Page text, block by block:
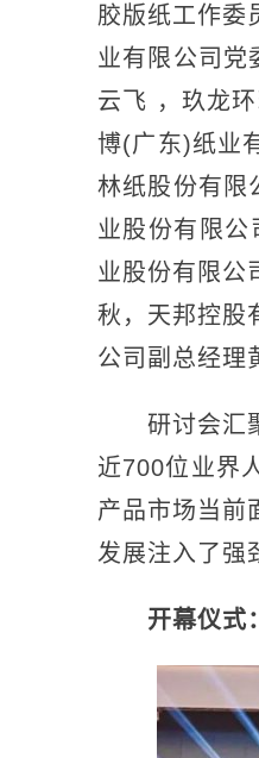
胶版纸工作委
业有限公司党
云飞 ，玖龙
博(广东)纸业
林纸股份有限
业股份有限
业股份有限公
秋，天邦控股
公司副总经理
研讨会汇聚
近700位业界
产品市场当前
发展注入了强
开幕仪式